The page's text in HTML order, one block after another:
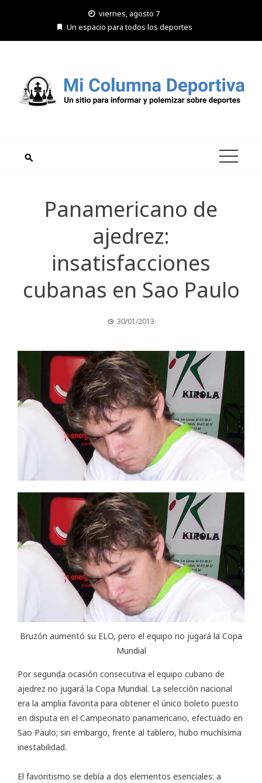
viernes, agosto 7
Un espacio para todos los deportes
Panamericano de
ajedrez:
insatisfacciones
cubanas en Sao Paulo
30/01/2013
Bruzón aumentó su ELO, pero el equipo no jugará la Copa
Mundial
Por segunda ocasión consecutiva el equipo cubano de
ajedrez no jugará la Copa Mundial. La selección nacional
era la amplia favorita para obtener el único boleto puesto
en disputa en el Campeonato panamericano, efectuado en
Sao Paulo; sin embargo, frente al tablero, hubo muchísima
inestabilidad.
El favoritismo se debía a dos elementos esenciales: a